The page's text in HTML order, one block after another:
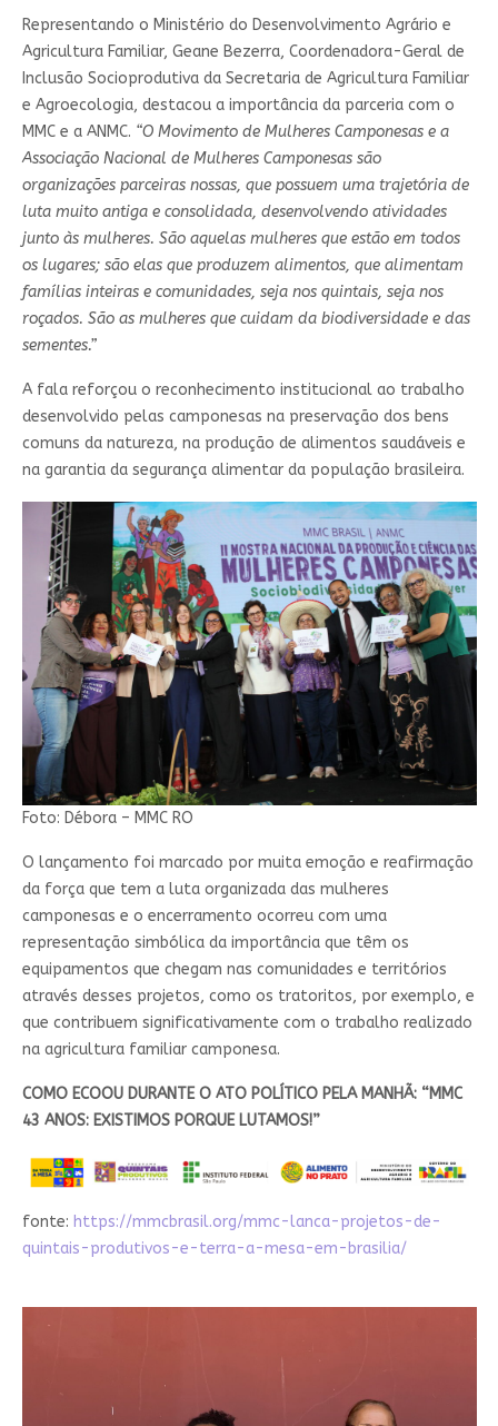
Representando o Ministério do Desenvolvimento Agrário e
Agricultura Familiar, Geane Bezerra, Coordenadora-Geral de
Inclusão Socioprodutiva da Secretaria de Agricultura Familiar
e Agroecologia, destacou a importância da parceria com o
MMC e a ANMC. “O Movimento de Mulheres Camponesas e a
Associação Nacional de Mulheres Camponesas são
organizações parceiras nossas, que possuem uma trajetória de
luta muito antiga e consolidada, desenvolvendo atividades
junto às mulheres. São aquelas mulheres que estão em todos
os lugares; são elas que produzem alimentos, que alimentam
famílias inteiras e comunidades, seja nos quintais, seja nos
roçados. São as mulheres que cuidam da biodiversidade e das
sementes.”
A fala reforçou o reconhecimento institucional ao trabalho
desenvolvido pelas camponesas na preservação dos bens
comuns da natureza, na produção de alimentos saudáveis e
na garantia da segurança alimentar da população brasileira.
Foto: Débora – MMC RO
O lançamento foi marcado por muita emoção e reafirmação
da força que tem a luta organizada das mulheres
camponesas e o encerramento ocorreu com uma
representação simbólica da importância que têm os
equipamentos que chegam nas comunidades e territórios
através desses projetos, como os tratoritos, por exemplo, e
que contribuem significativamente com o trabalho realizado
na agricultura familiar camponesa.
COMO ECOOU DURANTE O ATO POLÍTICO PELA MANHÃ: “MMC
43 ANOS: EXISTIMOS PORQUE LUTAMOS!”
fonte: https://mmcbrasil.org/mmc-lanca-projetos-de-
quintais-produtivos-e-terra-a-mesa-em-brasilia/